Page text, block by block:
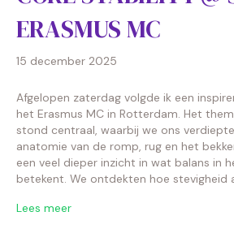
ERASMUS MC
15 december 2025
Afgelopen zaterdag volgde ik een
het Erasmus MC in Rotterdam. Het
stond centraal, waarbij we ons
anatomie van de romp, rug en het
een veel dieper inzicht in wat balans in
betekent. We ontdekten hoe stevigheid
Lees meer